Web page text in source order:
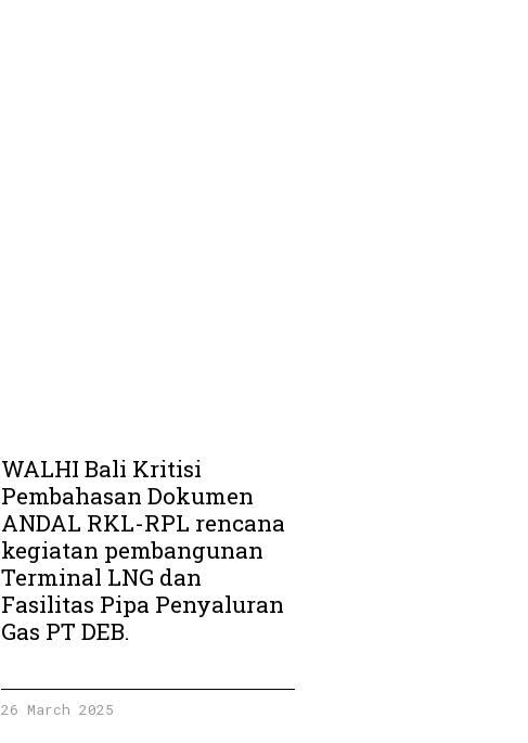
WALHI Bali Kritisi
Pembahasan Dokumen
ANDAL RKL-RPL rencana
kegiatan pembangunan
Terminal LNG dan
Fasilitas Pipa Penyaluran
Gas PT DEB.
26 March 2025